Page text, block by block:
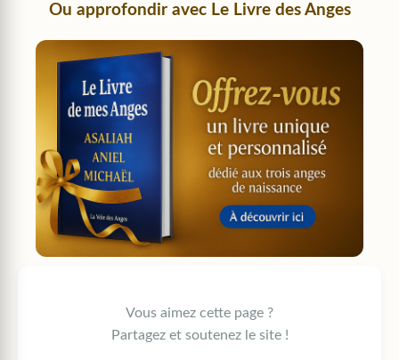
Ou approfondir avec Le Livre des Anges
Vous aimez cette page ?
Partagez et soutenez le site !